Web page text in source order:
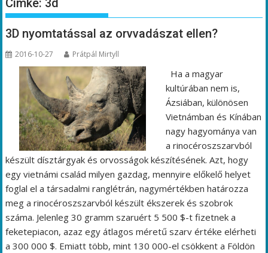
Címke: 3d
3D nyomtatással az orvvadászat ellen?
2016-10-27 Prátpál Mirtyll
Ha a magyar
kultúrában nem is,
Ázsiában, különösen
Vietnámban és Kínában
nagy hagyománya van
a rinocéroszszarvból
készült dísztárgyak és orvosságok készítésének. Azt, hogy
egy vietnámi család milyen gazdag, mennyire előkelő helyet
foglal el a társadalmi ranglétrán, nagymértékben határozza
meg a rinocéroszszarvból készült ékszerek és szobrok
száma. Jelenleg 30 gramm szaruért 5 500 $-t fizetnek a
feketepiacon, azaz egy átlagos méretű szarv értéke elérheti
a 300 000 $. Emiatt több, mint 130 000-el csökkent a Földön